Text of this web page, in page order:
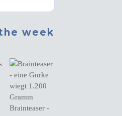
week
Brainteaser -